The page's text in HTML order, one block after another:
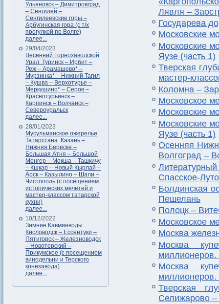
Ульяновск – Димитровград
– Сенгилей –
Сенгилеевские горы –
Арбугинская гора (с т/х
прогулкой по Волге)
далее...
29/04/2023
Весенний Горнозаводской
Урал: Туринск – Ирбит –
Реж – Арамашево* –
Мурзинка* – Нижний Тагил
– Кушва – Верхотурье –
Меркушино* – Серов –
Краснотурьинск –
Карпинск – Волчанск –
Североуральск
далее...
28/01/2023
Мусульманское ожерелье
Татарстана: Казань –
Нижняя Береске –
Большая Атня – Большой
Менгер – Мокша – Ташкичу
– Кшкар – Новый Кырлай –
Арск – Казылино – Шали –
Чистополь (с посещением
исторических мечетей и
мастер-классом татарской
кухни)
далее...
10/12/2022
Зимние Кавминводы:
Кисловодск – Ессентуки –
Пятигорск – Железноводск
– Новотерский –
Прикумское (с посещением
винодельни и Терского
конезавода)
далее...
Лявля –
Государева
Московские
Московские
Яузе (часть 1)
Тверская
мастер-
Коломна –
Московское
Московские
Московские
Яузе (часть 1)
Осенняя
Волгоград –
Спасское-
Болдинская
Пешелань
Полоцк –
Московское
Москва
Москва
миллионеров.
Москва
миллионеров.
Тверская
Селижарово –